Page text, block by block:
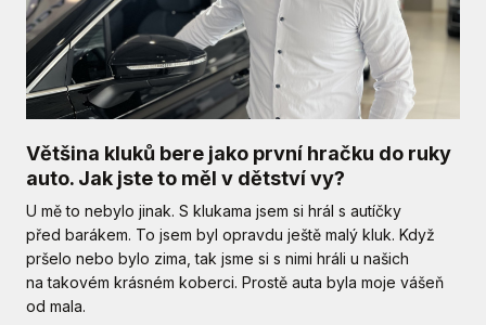
Většina kluků bere jako první hračku do ruky
auto. Jak jste to měl v dětství vy?
U mě to nebylo jinak. S klukama jsem si hrál s autíčky
před barákem. To jsem byl opravdu ještě malý kluk. Když
pršelo nebo bylo zima, tak jsme si s nimi hráli u našich
na takovém krásném koberci. Prostě auta byla moje vášeň
od mala.